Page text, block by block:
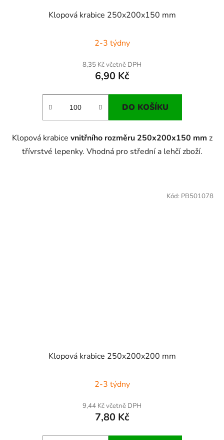
Klopová krabice 250x200x150 mm
2-3 týdny
8,35 Kč včetně DPH
6,90 Kč
DO KOŠÍKU
Klopová krabice vnitřního rozměru 250x200x150 mm z
třívrstvé lepenky. Vhodná pro střední a lehčí zboží.
Klopová krabice 250x200x200 mm
2-3 týdny
9,44 Kč včetně DPH
7,80 Kč
Kód: PB501078